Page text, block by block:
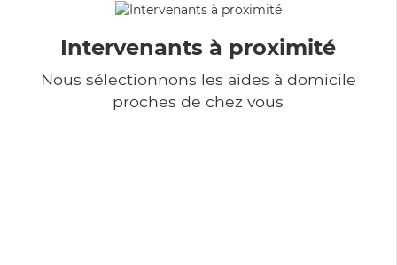
Intervenants à proximité
Nous sélectionnons les aides à domicile
proches de chez vous